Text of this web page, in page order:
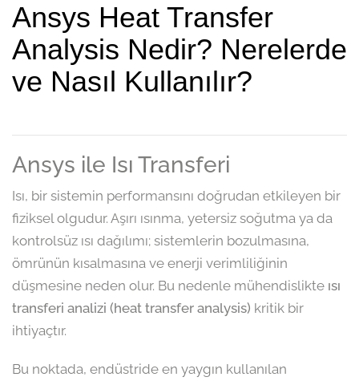
Ansys Heat Transfer
Analysis Nedir? Nerelerde
ve Nasıl Kullanılır?
Ansys ile Isı Transferi
Isı, bir sistemin performansını doğrudan etkileyen bir
fiziksel olgudur. Aşırı ısınma, yetersiz soğutma ya da
kontrolsüz ısı dağılımı; sistemlerin bozulmasına,
ömrünün kısalmasına ve enerji verimliliğinin
düşmesine neden olur. Bu nedenle mühendislikte ısı
transferi analizi (heat transfer analysis) kritik bir
ihtiyaçtır.
Bu noktada, endüstride en yaygın kullanılan